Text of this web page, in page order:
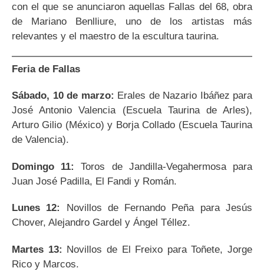
con el que se anunciaron aquellas Fallas del 68, obra
de Mariano Benlliure, uno de los artistas más
relevantes y el maestro de la escultura taurina.
Feria de Fallas
Sábado, 10 de marzo: Erales de Nazario Ibáñez para
José Antonio Valencia (Escuela Taurina de Arles),
Arturo Gilio (México) y Borja Collado (Escuela Taurina
de Valencia).
Domingo 11:
Toros de Jandilla-Vegahermosa para
Juan José Padilla, El Fandi y Román.
Lunes 12:
Novillos de Fernando Peña para Jesús
Chover, Alejandro Gardel y Ángel Téllez.
Martes 13: Novillos de El Freixo para Toñete, Jorge
Rico y Marcos.